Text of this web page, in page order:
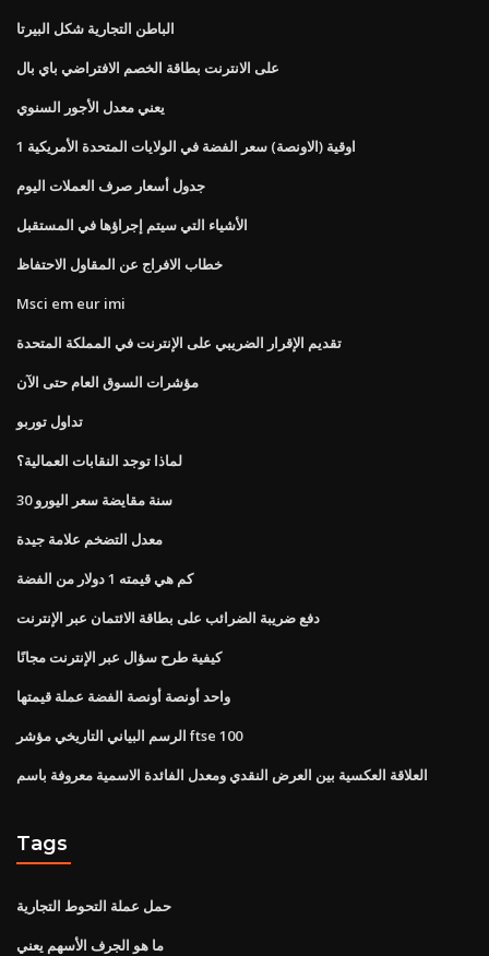
الباطن التجارية شكل البيرتا
على الانترنت بطاقة الخصم الافتراضي باي بال
يعني معدل الأجور السنوي
1 اوقية (الاونصة) سعر الفضة في الولايات المتحدة الأمريكية
جدول أسعار صرف العملات اليوم
الأشياء التي سيتم إجراؤها في المستقبل
خطاب الافراج عن المقاول الاحتفاظ
Msci em eur imi
تقديم الإقرار الضريبي على الإنترنت في المملكة المتحدة
مؤشرات السوق العام حتى الآن
تداول توربو
لماذا توجد النقابات العمالية؟
30 سنة مقايضة سعر اليورو
معدل التضخم علامة جيدة
كم هي قيمته 1 دولار من الفضة
دفع ضريبة الضرائب على بطاقة الائتمان عبر الإنترنت
كيفية طرح سؤال عبر الإنترنت مجانًا
واحد أونصة أونصة الفضة عملة قيمتها
الرسم البياني التاريخي مؤشر ftse 100
العلاقة العكسية بين العرض النقدي ومعدل الفائدة الاسمية معروفة باسم
Tags
حمل عملة التحوط التجارية
ما هو الجرف الأسهم يعني